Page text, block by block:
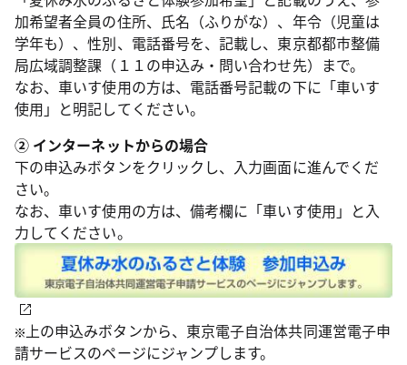
加希望者全員の住所、氏名（ふりがな）、年令（児童は
学年も）、性別、電話番号を、記載し、東京都都市整備
局広域調整課（１１の申込み・問い合わせ先）まで。
なお、車いす使用の方は、電話番号記載の下に「車いす
使用」と明記してください。
② インターネットからの場合
下の申込みボタンをクリックし、入力画面に進んでくだ
さい。
なお、車いす使用の方は、備考欄に「車いす使用」と入
力してください。
上の申込みボタンから、東京電子自治体共同運営電子申
請サービスのページにジャンプします。